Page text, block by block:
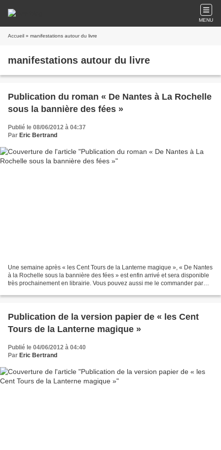
MENU
Accueil » manifestations autour du livre
manifestations autour du livre
Publication du roman « De Nantes à La Rochelle
sous la bannière des fées »
Publié le 08/06/2012 à 04:37
Par Eric Bertrand
Une semaine après « les Cent Tours de la Lanterne magique », « De Nantes
à la Rochelle sous la bannière des fées » est enfin arrivé et sera disponible
très prochainement en librairie. Vous pouvez aussi me le commander par
Publication de la version papier de « les Cent
Tours de la Lanterne magique »
Publié le 04/06/2012 à 04:40
Par Eric Bertrand